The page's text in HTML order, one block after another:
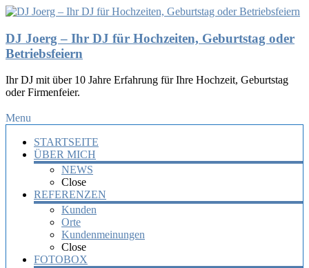
DJ Joerg – Ihr DJ für Hochzeiten, Geburtstag oder
Betriebsfeiern
Ihr DJ mit über 10 Jahre Erfahrung für Ihre Hochzeit, Geburtstag
oder Firmenfeier.
Menu
STARTSEITE
ÜBER MICH
NEWS
Close
REFERENZEN
Kunden
Orte
Kundenmeinungen
Close
FOTOBOX